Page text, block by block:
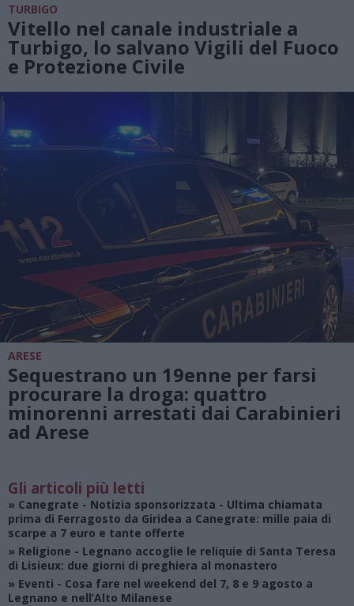
TURBIGO
Vitello nel canale industriale a
Turbigo, lo salvano Vigili del Fuoco
e Protezione Civile
ARESE
Sequestrano un 19enne per farsi
procurare la droga: quattro
minorenni arrestati dai Carabinieri
ad Arese
Gli articoli più letti
» Canegrate - Notizia sponsorizzata - Ultima chiamata
prima di Ferragosto da Giridea a Canegrate: mille paia di
scarpe a 7 euro e tante offerte
» Religione - Legnano accoglie le reliquie di Santa Teresa
di Lisieux: due giorni di preghiera al monastero
» Eventi - Cosa fare nel weekend del 7, 8 e 9 agosto a
Legnano e nell’Alto Milanese